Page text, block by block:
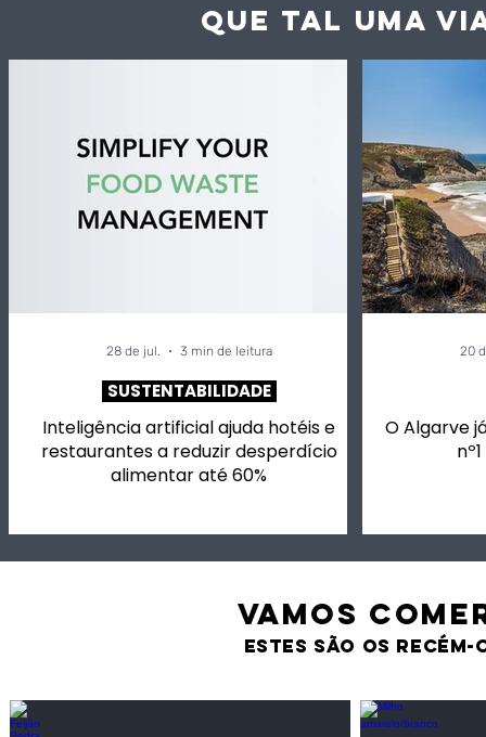
QUE TAL UMA
Inteligência artificial ajuda hotéis e
restaurantes a reduzir desperdício
alimentar até 60%
SUSTENTABILIDADE
28 de jul. 3 min de leitura
O Algarve
20
VAMOS
estes são os recém-
Feijão Pedra Milho